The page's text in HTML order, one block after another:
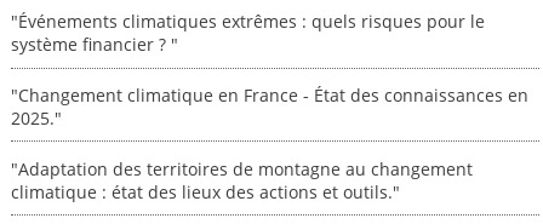
"Événements climatiques extrêmes : quels risques pour le
système financier ? "
"Changement climatique en France - État des connaissances en
2025."
"Adaptation des territoires de montagne au changement
climatique : état des lieux des actions et outils."